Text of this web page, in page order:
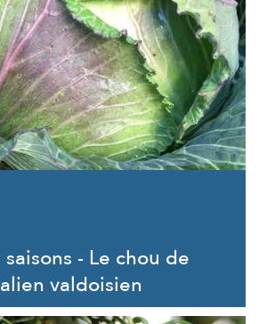
- Le chou de
valdoisien